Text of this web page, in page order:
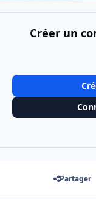
Créer un
Partager